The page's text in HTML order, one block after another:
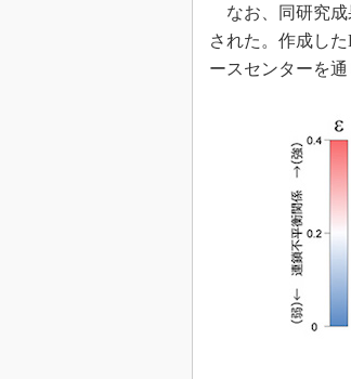
なお、同研究成
された。作成し
ースセンターを通